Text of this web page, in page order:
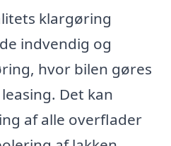
klargøring
indvendig og
hvor bilen gøres
Det kan
af alle overflader